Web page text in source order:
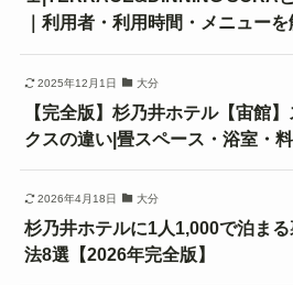
｜利用者・利用時間・メニューを
2025年12月1日 大分
【完全版】杉乃井ホテル【宙館
クスの違い|畳スペース・浴室・
2026年4月18日 大分
杉乃井ホテルに1人1,000で泊ま
法8選【2026年完全版】